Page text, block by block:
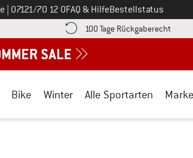
Ruf uns an unter
07121/70 12 0FAQ & HilfeBestellstatus
Infos hier! Öffnet sich in einer Infobox
100 Tage Rückgaberecht
Bike Winter Alle Sportarten